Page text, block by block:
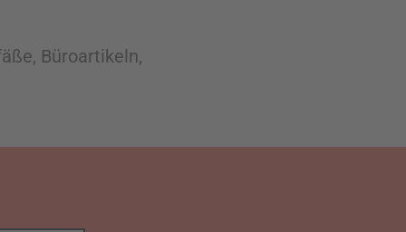
Büroartikeln,